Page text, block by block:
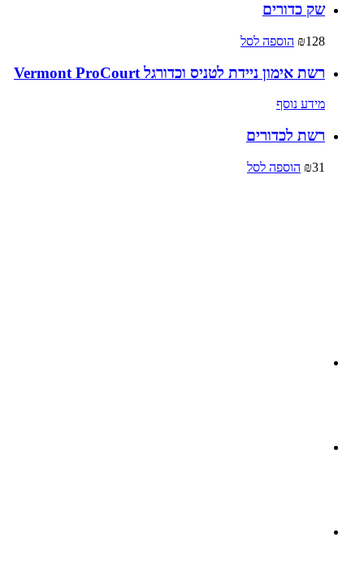
שק כדורים
₪128 הוספה לסל
רשת אימון ניידת לטניס וכדורגל Vermont ProCourt
מידע נוסף
רשת לכדורים
₪31 הוספה לסל